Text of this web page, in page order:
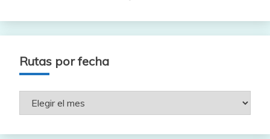
Rutas por fecha
Rutas